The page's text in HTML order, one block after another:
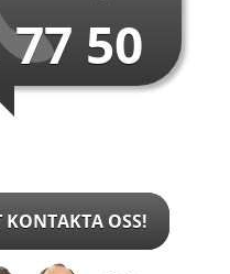
50
KONTAKTA OSS!